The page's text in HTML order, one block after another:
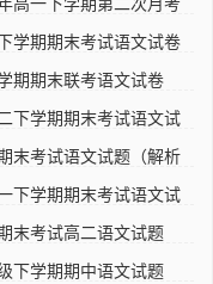
学期期末考试语文试卷
期期末联考语文试卷
下学期期末考试语文试
末考试语文试题（解析
下学期期末考试语文试
末考试高二语文试题
下学期期中语文试题